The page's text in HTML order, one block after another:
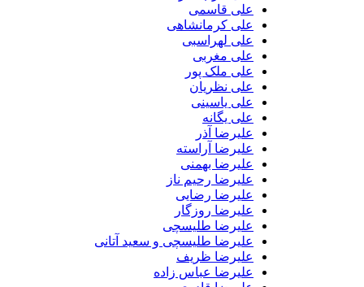
علی قاسمی
علی کرمانشاهی
علی لهراسبی
علی مغربی
علی ملک پور
علی نظریان
علی یاسینی
علی یگانه
علیرضا آذر
علیرضا آراسته
علیرضا بهمنی
علیرضا رحیم ناز
علیرضا رضایی
علیرضا روزگار
علیرضا طلیسچی
علیرضا طلیسچی و سعید آتانی
علیرضا ظریف
علیرضا عباس زاده